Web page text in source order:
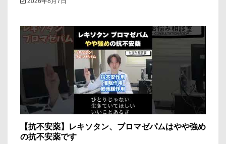
【抗不安薬】レキソタン、ブロマゼパムはやや強め
の抗不安薬です